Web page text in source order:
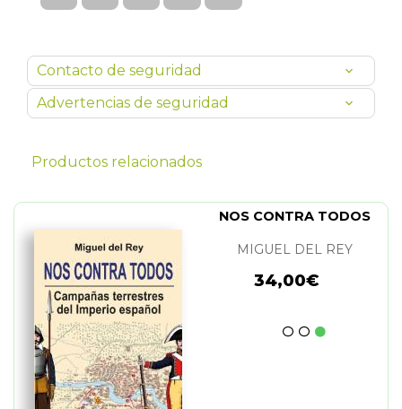
Contacto de seguridad
Advertencias de seguridad
Productos relacionados
NOS CONTRA TODOS
MIGUEL DEL REY
34,00€